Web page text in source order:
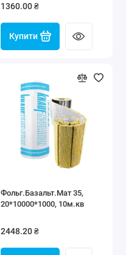
1360.00 ₴
Купити
Фольг.Базальт.Мат 35,
20*10000*1000, 10м.кв
2448.20 ₴